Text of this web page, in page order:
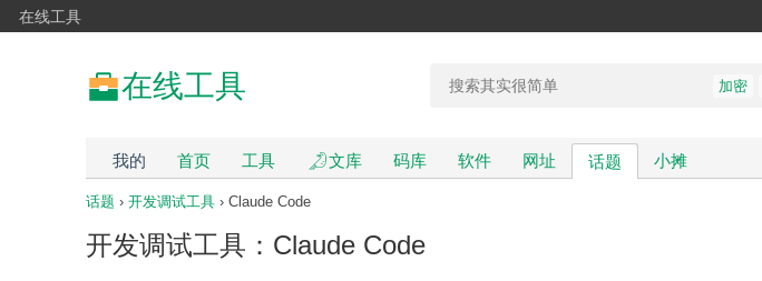
在线工具
在线工具 加密
我的 首页 工具 文库 码库 软件 网址 话题 小摊
话题 › 开发调试工具 › Claude Code
开发调试工具：Claude Code